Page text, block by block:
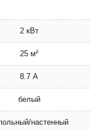
2 кВт
25 м²
8.7 А
белый
настенный